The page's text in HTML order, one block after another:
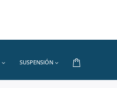
SUSPENSIÓN